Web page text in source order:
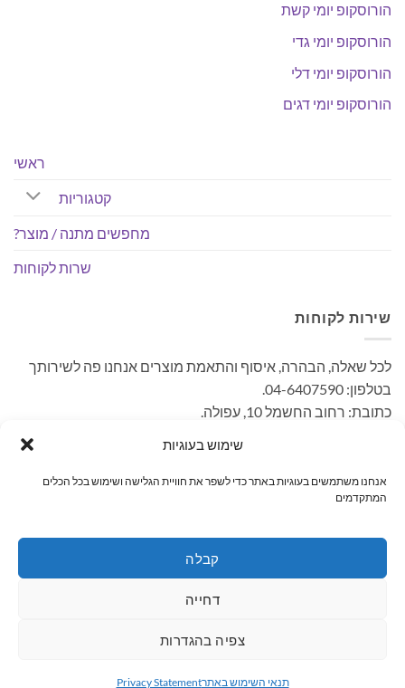
שימוש בעוגיות
אנחנו משתמשים בעוגיות באתר כדי לשפר את חוויית הגלישה ושימוש בכל הכלים
המתקדמים
קבלה
דחייה
צפיה בהגדרות
תנאי השימוש באתרPrivacy Statement
הורוסקופ יומי קשת
הורוסקופ יומי גדי
הורוסקופ יומי דלי
הורוסקופ יומי דגים
ראשי
קטגוריות
מחפשים מתנה / מוצר?
שרות לקוחות
שירות לקוחות
לכל שאלה, הבהרה, איסוף והתאמת מוצרים אנחנו פה לשירותך
בטלפון: 04-6407590.
כתובת: רחוב החשמל 10, עפולה.
– קיימת אפשרות לאיסוף עצמי ללא עלות. בתאום מראש בימים
Visa
PayPal
MasterCard
Wshop מבית אלטרנטיבלי